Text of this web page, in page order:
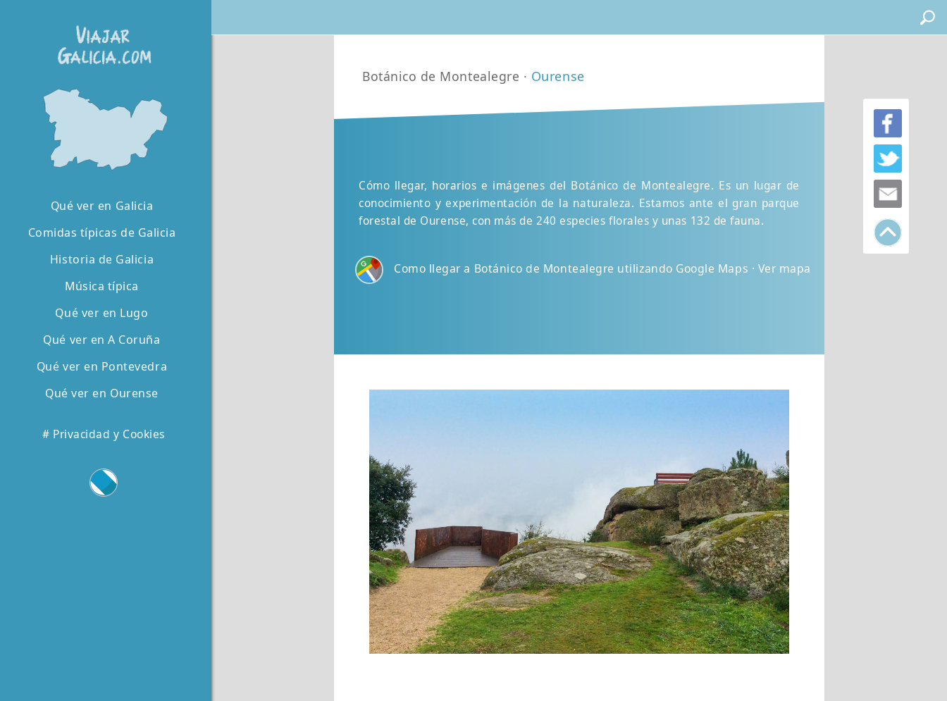
Botánico de Montealegre · Ourense
Cómo llegar, horarios e imágenes del Botánico de Montealegre. Es un lugar de
conocimiento y experimentación de la naturaleza. Estamos ante el gran parque
forestal de Ourense, con más de 240 especies florales y unas 132 de fauna.
Como llegar a Botánico de Montealegre utilizando Google Maps · Ver mapa
Qué ver en Galicia
Comidas típicas de Galicia
Historia de Galicia
Música típica
Qué ver en Lugo
Qué ver en A Coruña
Qué ver en Pontevedra
Qué ver en Ourense
# Privacidad y Cookies